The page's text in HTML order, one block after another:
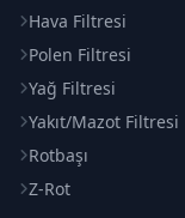
Hava Filtresi
Polen Filtresi
Yağ Filtresi
Yakıt/Mazot Filtresi
Rotbaşı
Z-Rot